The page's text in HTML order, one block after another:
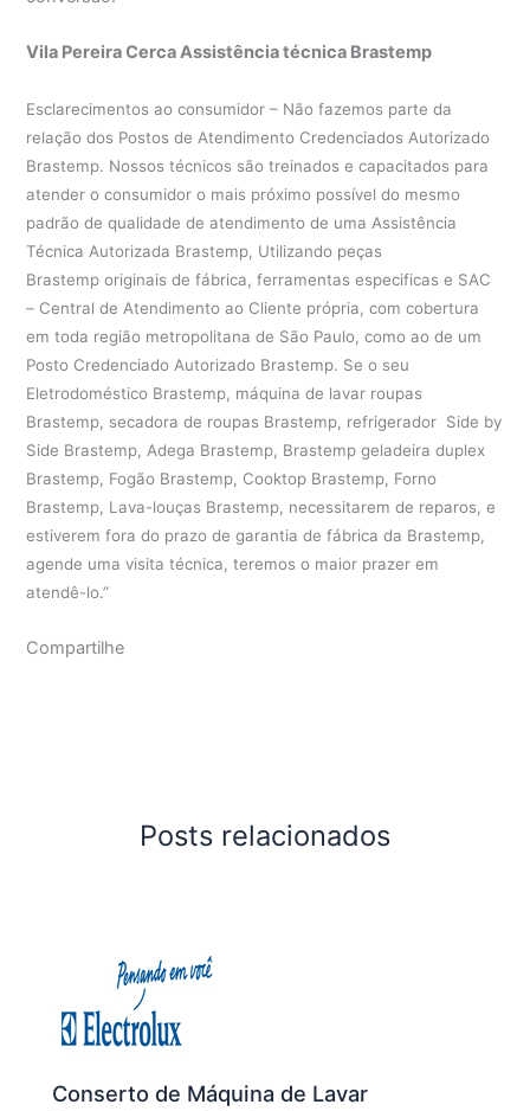
Vila Pereira Cerca Assistência técnica Brastemp
Esclarecimentos ao consumidor – Não fazemos parte da
relação dos Postos de Atendimento Credenciados Autorizado
Brastemp. Nossos técnicos são treinados e capacitados para
atender o consumidor o mais próximo possível do mesmo
padrão de qualidade de atendimento de uma Assistência
Técnica Autorizada Brastemp, Utilizando peças
Brastemp originais de fábrica, ferramentas especificas e SAC
– Central de Atendimento ao Cliente própria, com cobertura
em toda região metropolitana de São Paulo, como ao de um
Posto Credenciado Autorizado Brastemp. Se o seu
Eletrodoméstico Brastemp, máquina de lavar roupas
Brastemp, secadora de roupas Brastemp, refrigerador Side by
Side Brastemp, Adega Brastemp, Brastemp geladeira duplex
Brastemp, Fogão Brastemp, Cooktop Brastemp, Forno
Brastemp, Lava-louças Brastemp, necessitarem de reparos, e
estiverem fora do prazo de garantia de fábrica da Brastemp,
agende uma visita técnica, teremos o maior prazer em
atendê-lo.”
Compartilhe
Posts relacionados
Conserto de Máquina de Lavar